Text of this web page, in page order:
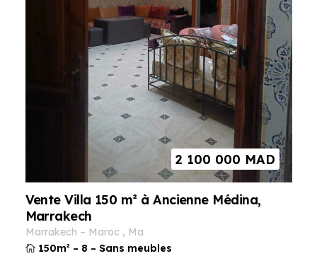
2 100 000 MAD
Vente Villa 150 m² à Ancienne Médina,
Marrakech
marrakech – maroc ,
ma
150m² – 8 – Sans meubles